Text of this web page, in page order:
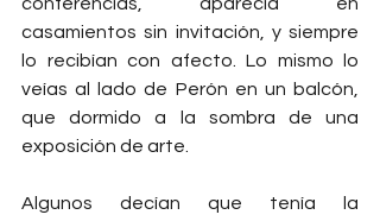
casamientos sin invitación, y siempre
lo recibían con afecto. Lo mismo lo
veías al lado de Perón en un balcón,
que dormido a la sombra de una
exposición de arte.
Algunos decían que tenía la